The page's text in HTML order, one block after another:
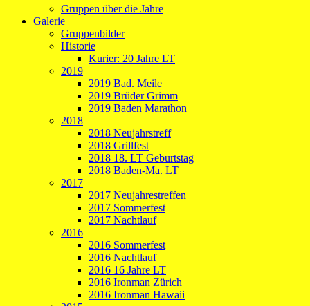
Gruppen über die Jahre
Galerie
Gruppenbilder
Historie
Kurier: 20 Jahre LT
2019
2019 Bad. Meile
2019 Brüder Grimm
2019 Baden Marathon
2018
2018 Neujahrstreff
2018 Grillfest
2018 18. LT Geburtstag
2018 Baden-Ma. LT
2017
2017 Neujahrestreffen
2017 Sommerfest
2017 Nachtlauf
2016
2016 Sommerfest
2016 Nachtlauf
2016 16 Jahre LT
2016 Ironman Zürich
2016 Ironman Hawaii